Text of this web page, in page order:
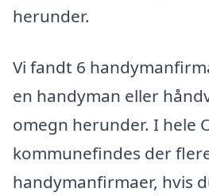
herunder.
Vi fandt 6
en handyman eller
omegn herunder. I hele
kommunefindes der
handymanfirmaer, hvis